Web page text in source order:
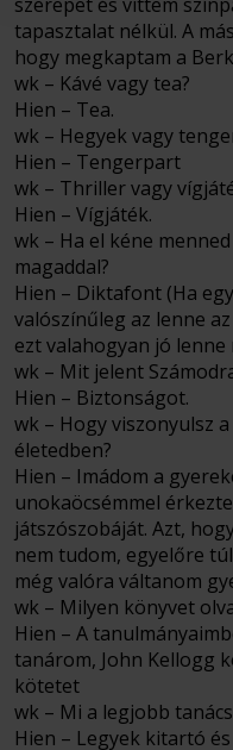
tapasztalat nélkül. A
hogy megkaptam a
wk – Kávé vagy tea?
Hien – Tea.
wk – Hegyek vagy
Hien – Tengerpart
wk – Thriller vagy
Hien – Vígjáték.
wk – Ha el kéne
magaddal?
Hien – Diktafont (Ha
valószínűleg az lenne
ezt valahogyan jó lenne
wk – Mit jelent
Hien – Biztonságot.
wk – Hogy viszonyulsz
életedben?
Hien – Imádom a
unokaöcsémmel
játszószobáját. Azt,
nem tudom, egyelőre
még valóra váltanom
wk – Milyen könyvet
Hien – A
tanárom, John Kellogg
kötetet
wk – Mi a legjobb
Hien – Legyek kitartó